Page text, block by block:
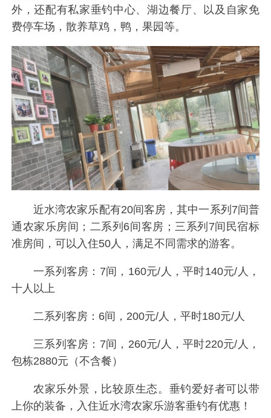
外，还配有私家垂钓中心、湖边餐厅、以及自家免
费停车场，散养草鸡，鸭，果园等。
近水湾农家乐配有20间客房，其中一系列7间普
通农家乐房间；二系列6间客房；三系列7间民宿标
准房间，可以入住50人，满足不同需求的游客。
一系列客房：7间，160元/人，平时140元/人，
十人以上
二系列客房：6间，200元/人，平时180元/人
三系列客房：7间，260元/人，平时220元/人，
包栋2880元（不含餐）
农家乐外景，比较原生态。垂钓爱好者可以带
上你的装备，入住近水湾农家乐游客垂钓有优惠！